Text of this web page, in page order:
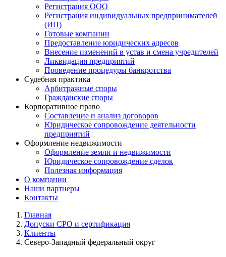
Регистрация ООО
Регистрация индивидуальных предпринимателей
(ИП)
Готовые компании
Предоставление юридических адресов
Внесение изменений в устав и смена учредителей
Ликвидация предприятий
Проведение процедуры банкротства
Судебная практика
Арбитражные споры
Гражданские споры
Корпоративное право
Составление и анализ договоров
Юридическое сопровождение деятельности
предприятий
Оформление недвижимости
Оформление земли и недвижимости
Юридическое сопровождение сделок
Полезная информация
О компании
Наши партнеры
Контакты
Главная
Допуски СРО и сертификация
Клиенты
Северо-Западный федеральный округ